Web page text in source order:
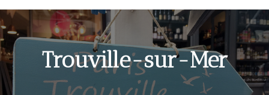
Trouville-sur-Mer